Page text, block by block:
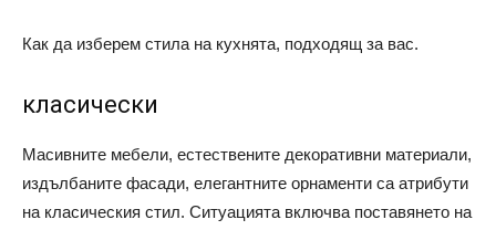
Как да изберем стила на кухнята, подходящ за вас.
класически
Масивните мебели, естествените декоративни материали,
издълбаните фасади, елегантните орнаменти са атрибути
на класическия стил. Ситуацията включва поставянето на